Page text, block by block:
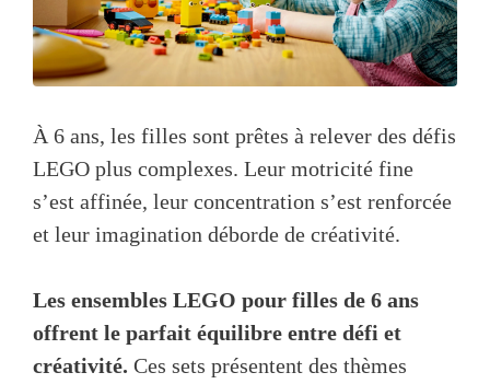
À 6 ans, les filles sont prêtes à relever des défis
LEGO plus complexes. Leur motricité fine
s’est affinée, leur concentration s’est renforcée
et leur imagination déborde de créativité.
Les ensembles LEGO pour filles de 6 ans
offrent le parfait équilibre entre défi et
créativité. Ces sets présentent des thèmes